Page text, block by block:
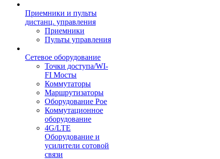
Приемники и пульты
дистанц. управления
Приемники
Пульты управления
Сетевое оборудование
Точки доступа/WI-
FI Мосты
Коммутаторы
Маршрутизаторы
Оборудование Poe
Коммутационное
оборудование
4G/LTE
Оборудование и
усилители сотовой
связи